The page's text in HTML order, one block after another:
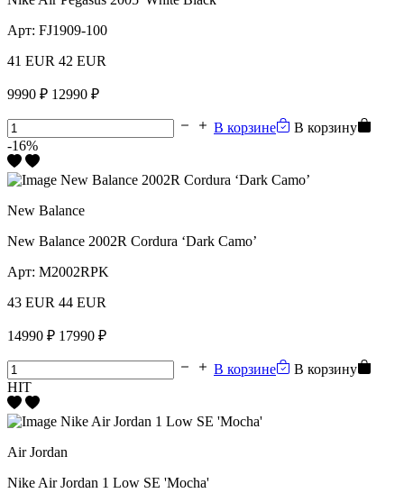
Арт: FJ1909-100
41 EUR 42 EUR
9990 ₽ 12990 ₽
В корзине
В корзину
-16%
New Balance
New Balance 2002R Cordura ‘Dark Camo’
Арт: M2002RPK
43 EUR 44 EUR
14990 ₽ 17990 ₽
В корзине
В корзину
HIT
Air Jordan
Nike Air Jordan 1 Low SE 'Mocha'